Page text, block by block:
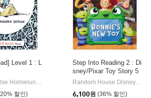
Level 1 : L
Minarik, Else Holmelund / Sendak, Maurice | HarperCollins
할인)
Step Into Reading 2 : Di
sney/Pixar Toy Story 5
: Bonnie's New Toy
Random House Disney/ Disney Storybook Art Team (ILT)
6,100원 (36% 할인)